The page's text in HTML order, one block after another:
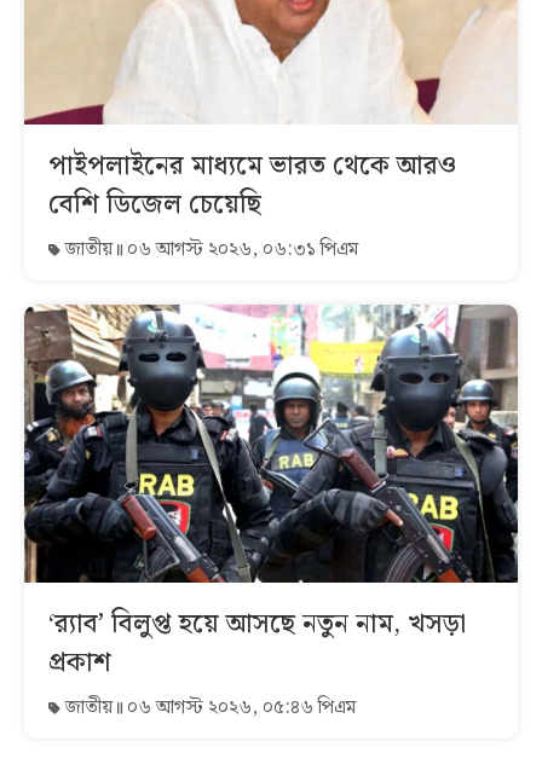
পাইপলাইনের মাধ্যমে ভারত থেকে আরও
বেশি ডিজেল চেয়েছি
জাতীয় ০৬ আগস্ট ২০২৬, ০৬:৩১ পিএম
‘র‍্যাব’ বিলুপ্ত হয়ে আসছে নতুন নাম, খসড়া
প্রকাশ
জাতীয় ০৬ আগস্ট ২০২৬, ০৫:৪৬ পিএম